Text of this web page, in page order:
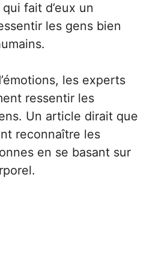
fait d’eux un
les gens bien
les experts
ressentir les
Un article dirait que
reconnaître les
en se basant sur